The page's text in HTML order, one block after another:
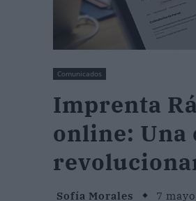
Comunicados
Imprenta
online: Una
Sofía Morales 7